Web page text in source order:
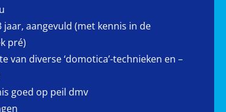
aangevuld (met kennis in de
pré)
van diverse ‘domotica’-technieken en –
goed op peil dmv